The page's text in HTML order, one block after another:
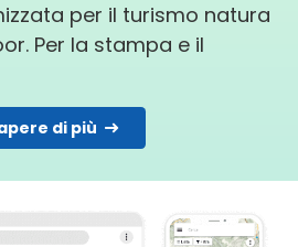
per il turismo natura
Per la stampa e il
di più